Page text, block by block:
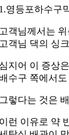
영등포하수구
객님께서는
객님 댁의 싱
지어 이 증상
수구 쪽에서
렇다는 것은
런 이유로 약